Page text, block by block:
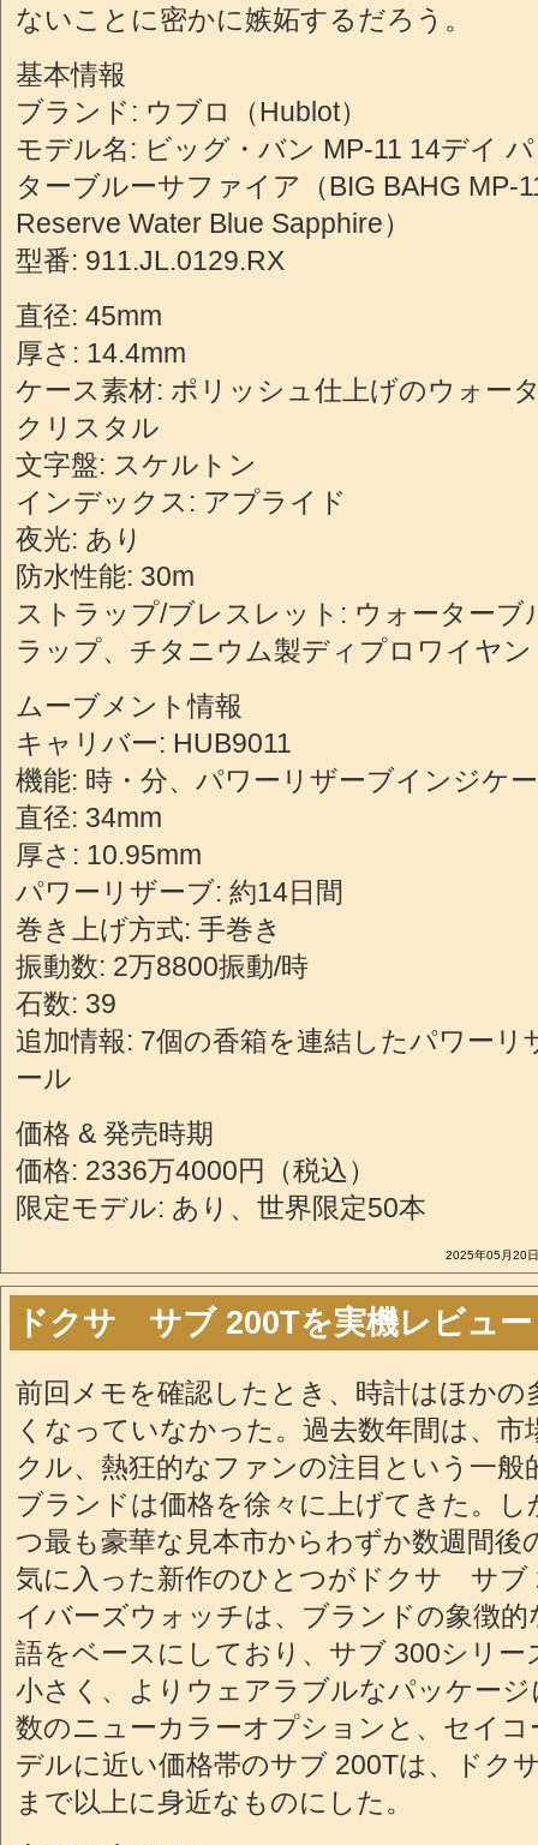
ないことに密かに嫉妬するだろう。
基本情報
ブランド: ウブロ（Hublot）
モデル名: ビッグ・バン MP-11 14デイ
ターブルーサファイア（BIG BAHG MP-
Reserve Water Blue Sapphire）
型番: 911.JL.0129.RX
直径: 45mm
厚さ: 14.4mm
ケース素材: ポリッシュ仕上げのウォー
クリスタル
文字盤: スケルトン
インデックス: アプライド
夜光: あり
防水性能: 30m
ストラップ/ブレスレット: ウォーターブ
ラップ、チタニウム製ディプロワイヤ
ムーブメント情報
キャリバー: HUB9011
機能: 時・分、パワーリザーブインジケ
直径: 34mm
厚さ: 10.95mm
パワーリザーブ: 約14日間
巻き上げ方式: 手巻き
振動数: 2万8800振動/時
石数: 39
追加情報: 7個の香箱を連結したパワー
ール
価格 & 発売時期
価格: 2336万4000円（税込）
限定モデル: あり、世界限定50本
2025年05月20
ドクサ サブ 200Tを実機レビュー
前回メモを確認したとき、時計はほか
くなっていなかった。過去数年間は、
クル、熱狂的なファンの注目という一
ブランドは価格を徐々に上げてきた。
つ最も豪華な見本市からわずか数週間後
気に入った新作のひとつがドクサ サブ
イバーズウォッチは、ブランドの象徴
語をベースにしており、サブ 300シリ
小さく、よりウェアラブルなパッケー
数のニューカラーオプションと、セイ
デルに近い価格帯のサブ 200Tは、ドク
まで以上に身近なものにした。